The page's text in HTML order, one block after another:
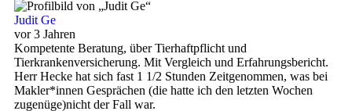
Judit Ge
vor 3 Jahren
Kompetente Beratung, über Tierhaftpflicht und
Tierkrankenversicherung. Mit Vergleich und Erfahrungsbericht.
Herr Hecke hat sich fast 1 1/2 Stunden Zeitgenommen, was bei
Makler*innen Gesprächen (die hatte ich den letzten Wochen
zugenüge)nicht der Fall war.